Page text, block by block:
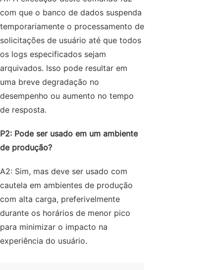
com que o banco de dados suspenda
temporariamente o processamento de
solicitações de usuário até que todos
os logs especificados sejam
arquivados. Isso pode resultar em
uma breve degradação no
desempenho ou aumento no tempo
de resposta.
P2: Pode ser usado em um ambiente
de produção?
A2: Sim, mas deve ser usado com
cautela em ambientes de produção
com alta carga, preferivelmente
durante os horários de menor pico
para minimizar o impacto na
experiência do usuário.